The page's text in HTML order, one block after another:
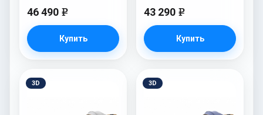
46 490 e
Купить
43 290 e
Купить
3D 3D